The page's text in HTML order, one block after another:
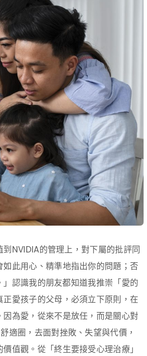
NVIDIA的管理上，對下屬的批評同
此用心、精準地指出你的問題；否
認識我的朋友都知道我推崇「愛的
愛孩子的父母，必須立下原則，在
為愛，從來不是放任，而是關心對
適圈，去面對挫敗、失望與代價，
值觀。從「終生要接受心理治療」